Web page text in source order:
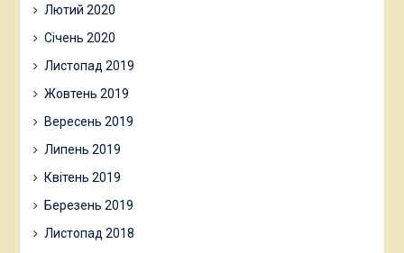
Лютий 2020
Січень 2020
Листопад 2019
Жовтень 2019
Вересень 2019
Липень 2019
Квітень 2019
Березень 2019
Листопад 2018